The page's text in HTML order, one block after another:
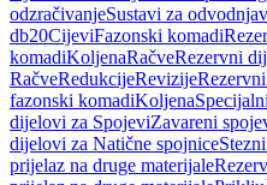
odzračivanjeSustavi za
db20CijeviFazonski komadi
komadiKoljenaRačveRezervni
RačveRedukcijeRevizije
fazonski komadiKoljena
dijelovi za SpojeviZavareni
dijelovi za Natične spojnice
prijelaz na druge materijale